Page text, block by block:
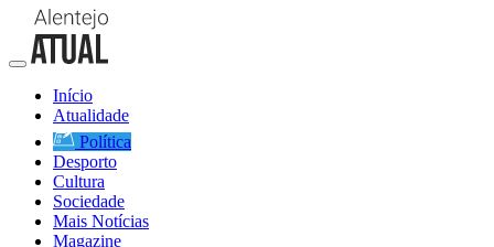
Início
Atualidade
Política
Desporto
Cultura
Sociedade
Mais Notícias
Magazine